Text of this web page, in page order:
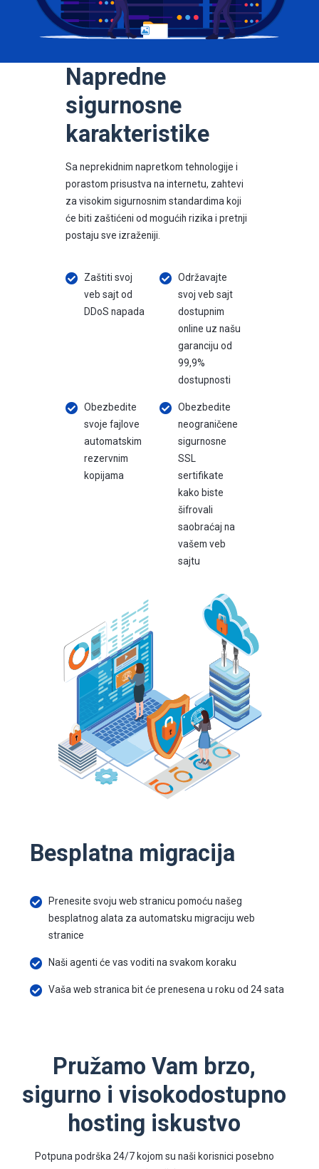
Napredne
sigurnosne
karakteristike
Sa neprekidnim napretkom tehnologije i
porastom prisustva na internetu, zahtevi
za visokim sigurnosnim standardima koji
će biti zaštićeni od mogućih rizika i pretnji
postaju sve izraženiji.
Zaštiti svoj
veb sajt od
DDoS napada
Održavajte
svoj veb sajt
dostupnim
online uz našu
garanciju od
99,9%
dostupnosti
Obezbedite
svoje fajlove
automatskim
rezervnim
kopijama
Obezbedite
neograničene
sigurnosne
SSL
sertifikate
kako biste
šifrovali
saobraćaj na
vašem veb
sajtu
Besplatna migracija
Prenesite svoju web stranicu pomoću našeg
besplatnog alata za automatsku migraciju web
stranice
Naši agenti će vas voditi na svakom koraku
Vaša web stranica bit će prenesena u roku od 24 sata
Pružamo Vam brzo,
sigurno i visokodostupno
hosting iskustvo
Potpuna podrška 24/7 kojom su naši korisnici posebno